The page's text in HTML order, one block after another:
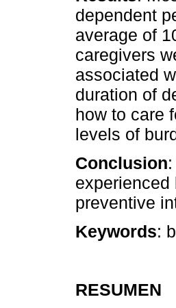
dependent
average of
caregivers
associated
duration of
how to care
levels of
Conclusion
preventive
Keywords:
RESUMEN